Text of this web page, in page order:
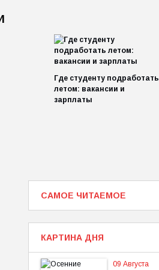
Где студенту подработать
летом: вакансии и
зарплаты
САМОЕ ЧИТАЕМОЕ
КАРТИНА ДНЯ
09 Августа